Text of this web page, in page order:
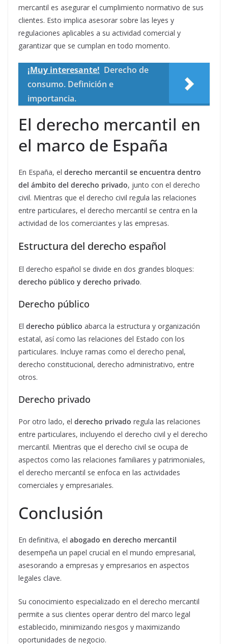
mercantil es asegurar el cumplimiento normativo de sus
clientes. Esto implica asesorar sobre las leyes y
regulaciones aplicables a su actividad comercial y
garantizar que se cumplan en todo momento.
¡Muy interesante! Derecho de
consumo. Definición e
importancia.
El derecho mercantil en
el marco de España
En España, el derecho mercantil se encuentra dentro
del ámbito del derecho privado, junto con el derecho
civil. Mientras que el derecho civil regula las relaciones
entre particulares, el derecho mercantil se centra en la
actividad de los comerciantes y las empresas.
Estructura del derecho español
El derecho español se divide en dos grandes bloques:
derecho público y derecho privado.
Derecho público
El derecho público abarca la estructura y organización
estatal, así como las relaciones del Estado con los
particulares. Incluye ramas como el derecho penal,
derecho constitucional, derecho administrativo, entre
otros.
Derecho privado
Por otro lado, el derecho privado regula las relaciones
entre particulares, incluyendo el derecho civil y el derecho
mercantil. Mientras que el derecho civil se ocupa de
aspectos como las relaciones familiares y patrimoniales,
el derecho mercantil se enfoca en las actividades
comerciales y empresariales.
Conclusión
En definitiva, el abogado en derecho mercantil
desempeña un papel crucial en el mundo empresarial,
asesorando a empresas y empresarios en aspectos
legales clave.
Su conocimiento especializado en el derecho mercantil
permite a sus clientes operar dentro del marco legal
establecido, minimizando riesgos y maximizando
oportunidades de negocio.